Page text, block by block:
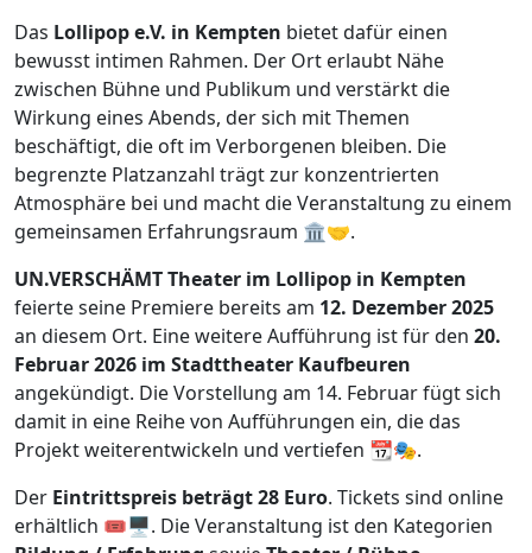
Das Lollipop e.V. in Kempten bietet dafür einen
bewusst intimen Rahmen. Der Ort erlaubt Nähe
zwischen Bühne und Publikum und verstärkt die
Wirkung eines Abends, der sich mit Themen
beschäftigt, die oft im Verborgenen bleiben. Die
begrenzte Platzanzahl trägt zur konzentrierten
Atmosphäre bei und macht die Veranstaltung zu einem
gemeinsamen Erfahrungsraum 🏛️🤝.
UN.VERSCHÄMT Theater im Lollipop in Kempten
feierte seine Premiere bereits am 12. Dezember 2025
an diesem Ort. Eine weitere Aufführung ist für den 20.
Februar 2026 im Stadttheater Kaufbeuren
angekündigt. Die Vorstellung am 14. Februar fügt sich
damit in eine Reihe von Aufführungen ein, die das
Projekt weiterentwickeln und vertiefen 📆🎭.
Der Eintrittspreis beträgt 28 Euro. Tickets sind online
erhältlich 🎟️🖥️. Die Veranstaltung ist den Kategorien